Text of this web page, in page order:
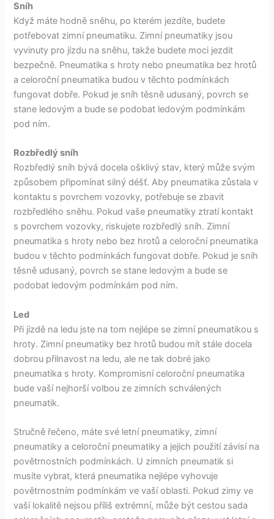
Sníh
Když máte hodně sněhu, po kterém jezdíte, budete
potřebovat zimní pneumatiku. Zimní pneumatiky jsou
vyvinuty pro jízdu na sněhu, takže budete moci jezdit
bezpečně. Pneumatika s hroty nebo pneumatika bez hrotů
a celoroční pneumatika budou v těchto podmínkách
fungovat dobře. Pokud je sníh těsně udusaný, povrch se
stane ledovým a bude se podobat ledovým podmínkám
pod ním.
Rozbředlý sníh
Rozbředlý sníh bývá docela ošklivý stav, který může svým
způsobem připomínat silný déšť. Aby pneumatika zůstala v
kontaktu s povrchem vozovky, potřebuje se zbavit
rozbředlého sněhu. Pokud vaše pneumatiky ztratí kontakt
s povrchem vozovky, riskujete rozbředlý sníh. Zimní
pneumatika s hroty nebo bez hrotů a celoroční pneumatika
budou v těchto podmínkách fungovat dobře. Pokud je sníh
těsně udusaný, povrch se stane ledovým a bude se
podobat ledovým podmínkám pod ním.
Led
Při jízdě na ledu jste na tom nejlépe se zimní pneumatikou s
hroty. Zimní pneumatiky bez hrotů budou mít stále docela
dobrou přilnavost na ledu, ale ne tak dobré jako
pneumatika s hroty. Kompromisní celoroční pneumatika
bude vaší nejhorší volbou ze zimních schválených
pneumatik.
Stručně řečeno, máte své letní pneumatiky, zimní
pneumatiky a celoroční pneumatiky a jejich použití závisí na
povětrnostních podmínkách. U zimních pneumatik si
musíte vybrat, která pneumatika nejlépe vyhovuje
povětrnostním podmínkám ve vaší oblasti. Pokud zimy ve
vaší lokalitě nejsou příliš extrémní, může být cestou sada